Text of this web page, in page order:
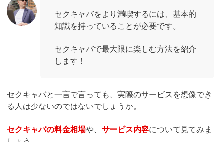
セクキャバをより満喫するには、基本的
知識を持っていることが必要です。
セクキャバで最大限に楽しむ方法を紹介
します！
セクキャバと一言で言っても、実際のサービスを想像でき
る人は少ないのではないでしょうか。
セクキャバの料金相場や、 サービス内容について見てみま